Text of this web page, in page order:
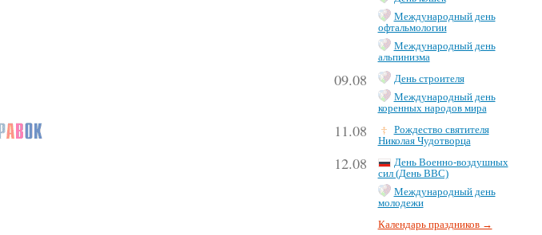
Международный день
офтальмологии
Международный день
альпинизма
09.08
День строителя
Международный день
коренных народов мира
11.08
Рождество святителя
Николая Чудотворца
12.08
День Военно-воздушных
сил (День ВВС)
Международный день
молодежи
Календарь праздников →